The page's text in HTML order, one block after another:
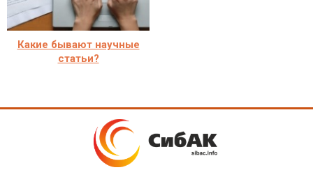
Какие бывают научные
статьи?